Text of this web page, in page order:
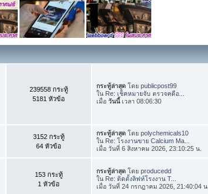
239558 กระทู้
5181 หัวข้อ
กระทู้ล่าสุด โดยpublicpost99
ใน Re: เช็คหมายจับ ตรวจคดีอ...
เมื่อวันนี้เวลา 08:06:30
3152 กระทู้
64 หัวข้อ
กระทู้ล่าสุด โดยpolychemicals10
ใน Re: โรงงานขาย Calcium Ma...
เมื่อ วันที่ 6 สิงหาคม 2026, 23:10:25 น.
153 กระทู้
1 หัวข้อ
กระทู้ล่าสุด โดยproducedd
ใน Re: ติดตั้งลิฟท์โรงงาน T...
เมื่อ วันที่ 24 กรกฎาคม 2026, 21:40:04 น.